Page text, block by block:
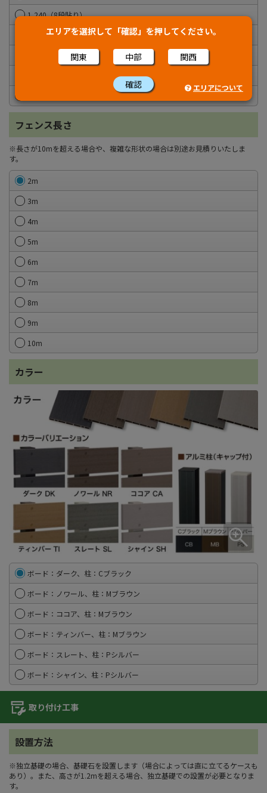
エリアを選択して「確認」を押してください。
関東 中部 関西
確認 エリアについて
1,240（8段貼り）
1,390（9段貼り）
1,540（10段貼り）
フェンス長さ
※長さが10mを超える場合や、複雑な形状の場合は別途お見積りいたしま
す。
2m
3m
4m
5m
6m
7m
8m
9m
10m
カラー
ボード：ダーク、柱：Cブラック
ボード：ノワール、柱：Mブラウン
ボード：ココア、柱：Mブラウン
ボード：ティンバー、柱：Mブラウン
ボード：スレート、柱：Pシルバー
ボード：シャイン、柱：Pシルバー
取り付け工事
設置方法
※独立基礎の場合、基礎石を設置します（場合によっては直に立てるケースも
あり）。また、高さが1.2mを超える場合、独立基礎での設置が必要となりま
す。